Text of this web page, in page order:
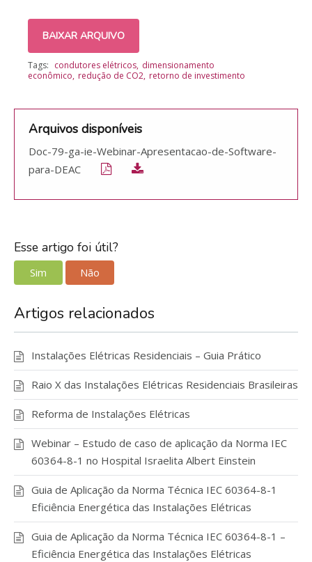
BAIXAR ARQUIVO
Tags: condutores elétricos dimensionamento
econômico redução de CO2 retorno de investimento
Arquivos disponíveis
Doc-79-ga-ie-Webinar-Apresentacao-de-Software-
para-DEAC
Esse artigo foi útil?
Sim Não
Artigos relacionados
Instalações Elétricas Residenciais – Guia Prático
Raio X das Instalações Elétricas Residenciais Brasileiras
Reforma de Instalações Elétricas
Webinar – Estudo de caso de aplicação da Norma IEC
60364-8-1 no Hospital Israelita Albert Einstein
Guia de Aplicação da Norma Técnica IEC 60364-8-1
Eficiência Energética das Instalações Elétricas
Guia de Aplicação da Norma Técnica IEC 60364-8-1 –
Eficiência Energética das Instalações Elétricas